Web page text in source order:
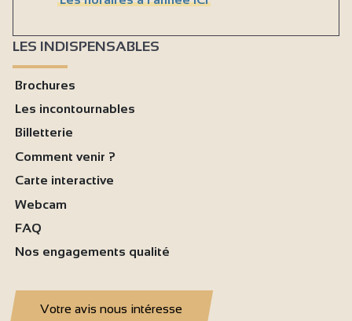
LES INDISPENSABLES
Brochures
Les incontournables
Billetterie
Comment venir ?
Carte interactive
Webcam
FAQ
Nos engagements qualité
Votre avis nous intéresse